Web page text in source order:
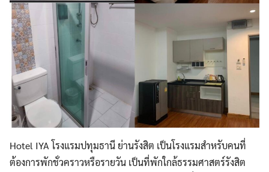
Hotel IYA โรงแรมปทุมธานี ย่านรังสิต เป็นโรงแรมสำหรับคนที่
ต้องการพักชั่วคราวหรือรายวัน เป็นที่พักใกล้ธรรมศาสตร์รังสิต